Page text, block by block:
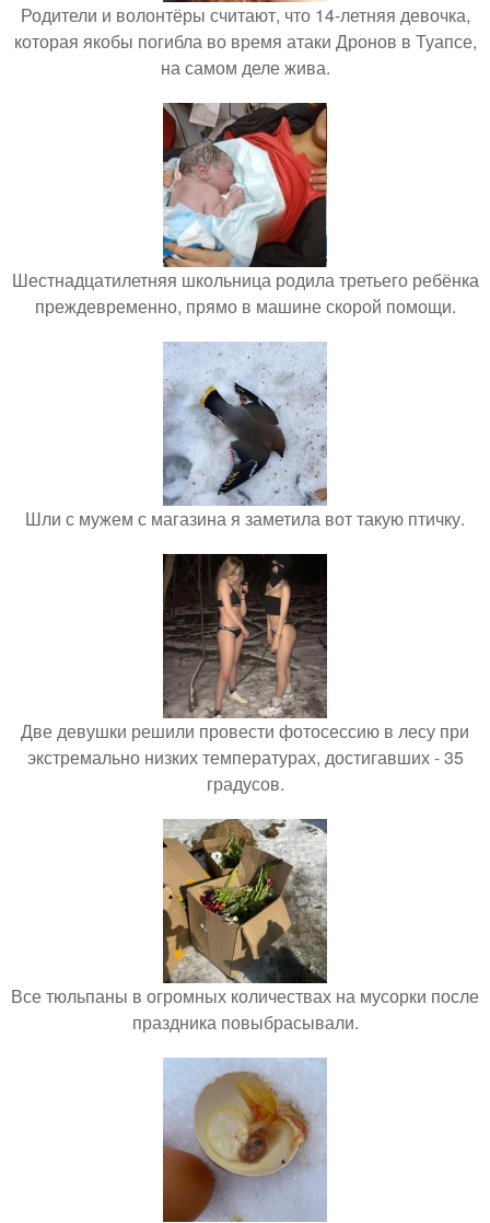
Родители и волонтёры считают, что 14-летняя девочка,
которая якобы погибла во время атаки Дронов в Туапсе,
на самом деле жива.
Шестнадцатилетняя школьница родила третьего ребёнка
преждевременно, прямо в машине скорой помощи.
Шли с мужем с магазина я заметила вот такую птичку.
Две девушки решили провести фотосессию в лесу при
экстремально низких температурах, достигавших - 35
градусов.
Все тюльпаны в огромных количествах на мусорки после
праздника повыбрасывали.